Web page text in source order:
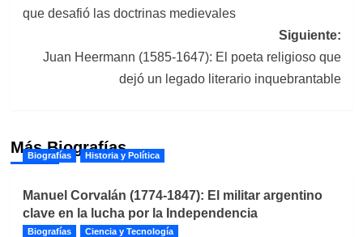
entradas
que desafió las doctrinas medievales
Siguiente:
Juan Heermann (1585-1647): El poeta religioso que
dejó un legado literario inquebrantable
Más Biografías
Biografías Historia y Política
Manuel Corvalán (1774-1847): El militar argentino
clave en la lucha por la Independencia
Biografías Ciencia y Tecnología